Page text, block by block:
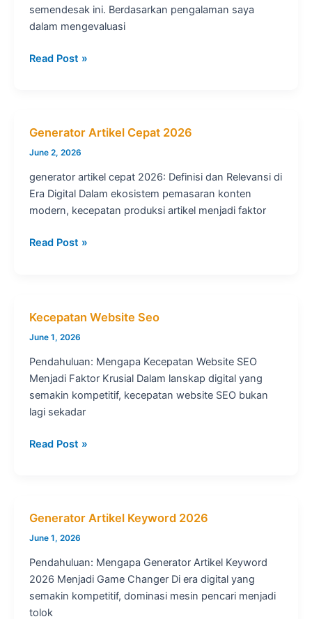
semendesak ini. Berdasarkan pengalaman saya
dalam mengevaluasi
Generator
Read Post »
Generator Artikel Cepat 2026
June 2, 2026
generator artikel cepat 2026: Definisi dan Relevansi di
Era Digital Dalam ekosistem pemasaran konten
modern, kecepatan produksi artikel menjadi faktor
Generator
Read Post »
Kecepatan Website Seo
June 1, 2026
Pendahuluan: Mengapa Kecepatan Website SEO
Menjadi Faktor Krusial Dalam lanskap digital yang
semakin kompetitif, kecepatan website SEO bukan
lagi sekadar
Kecepatan
Read Post »
Generator Artikel Keyword 2026
June 1, 2026
Pendahuluan: Mengapa Generator Artikel Keyword
2026 Menjadi Game Changer Di era digital yang
semakin kompetitif, dominasi mesin pencari menjadi
tolok